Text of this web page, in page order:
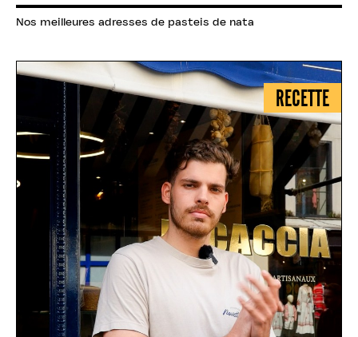
Nos meilleures adresses de pasteis de nata
RECETTE